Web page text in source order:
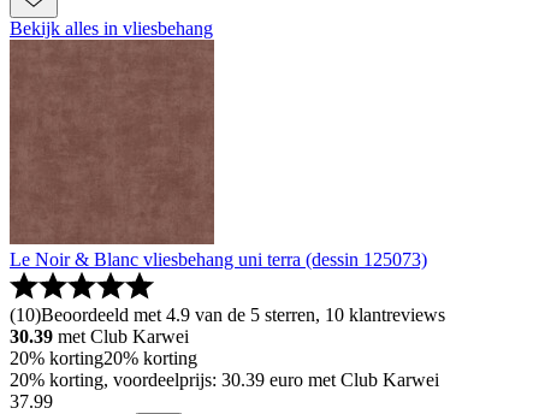
Bekijk alles in vliesbehang
Le Noir & Blanc vliesbehang uni terra (dessin 125073)
(10)Beoordeeld met 4.9 van de 5 sterren, 10 klantreviews
30.39 met Club Karwei
20% korting20% korting
20% korting, voordeelprijs: 30.39 euro met Club Karwei
37.99